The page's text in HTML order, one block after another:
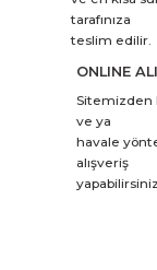
tarafınıza
teslim edilir.
ONLINE
Sitemizden
ve ya
havale
alışveriş